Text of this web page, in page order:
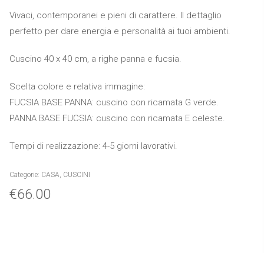
Vivaci, contemporanei e pieni di carattere. Il dettaglio
perfetto per dare energia e personalità ai tuoi ambienti.
Cuscino 40 x 40 cm, a righe panna e fucsia.
Scelta colore e relativa immagine:
FUCSIA BASE PANNA: cuscino con ricamata G verde.
PANNA BASE FUCSIA: cuscino con ricamata E celeste.
Tempi di realizzazione: 4-5 giorni lavorativi.
Categorie: CASA CUSCINI
€66.00